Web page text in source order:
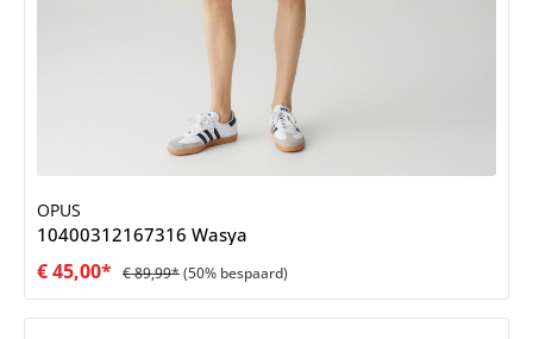
OPUS
10400312167316 Wasya
€ 45,00* € 89,99*(50% bespaard)